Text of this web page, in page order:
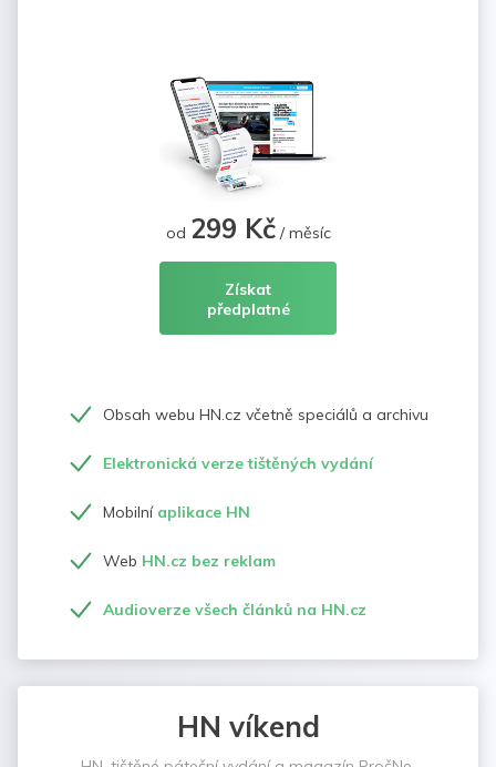
od 299 Kč/ měsíc
Získat
předplatné
Obsah webu HN.cz včetně speciálů a archivu
Elektronická verze tištěných vydání
Mobilní aplikace HN
Web HN.cz bez reklam
Audioverze všech článků na HN.cz
HN víkend